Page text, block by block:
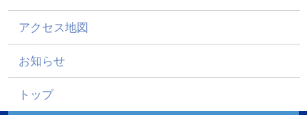
アクセス地図
お知らせ
トップ